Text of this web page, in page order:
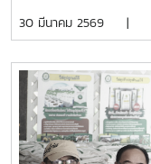
(เชียงใหม่) เพื่อใช้สนั
หน้าที่และอาสาสมัคร
สันทราย จังหวัดเชียงใ
30 มีนาคม 2569 |